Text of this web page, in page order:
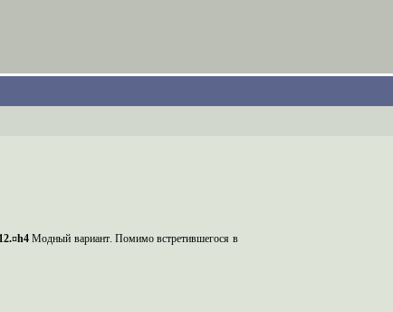
Модный вариант. Помимо встретившегося в